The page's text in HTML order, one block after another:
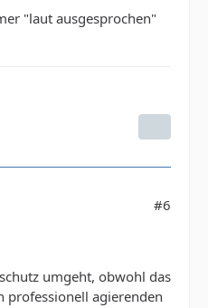
"laut ausgesprochen"
#6
umgeht, obwohl das
professionell agierenden